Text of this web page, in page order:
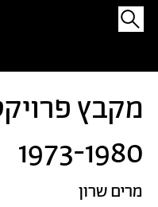
מקבץ
1973-1980
מרים שרון